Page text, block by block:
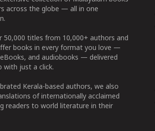
across the globe — all in one
50,000 titles from 10,000+ authors and
books in every format you love —
and audiobooks — delivered
just a click.
Kerala-based authors, we also
of internationally acclaimed
readers to world literature in their